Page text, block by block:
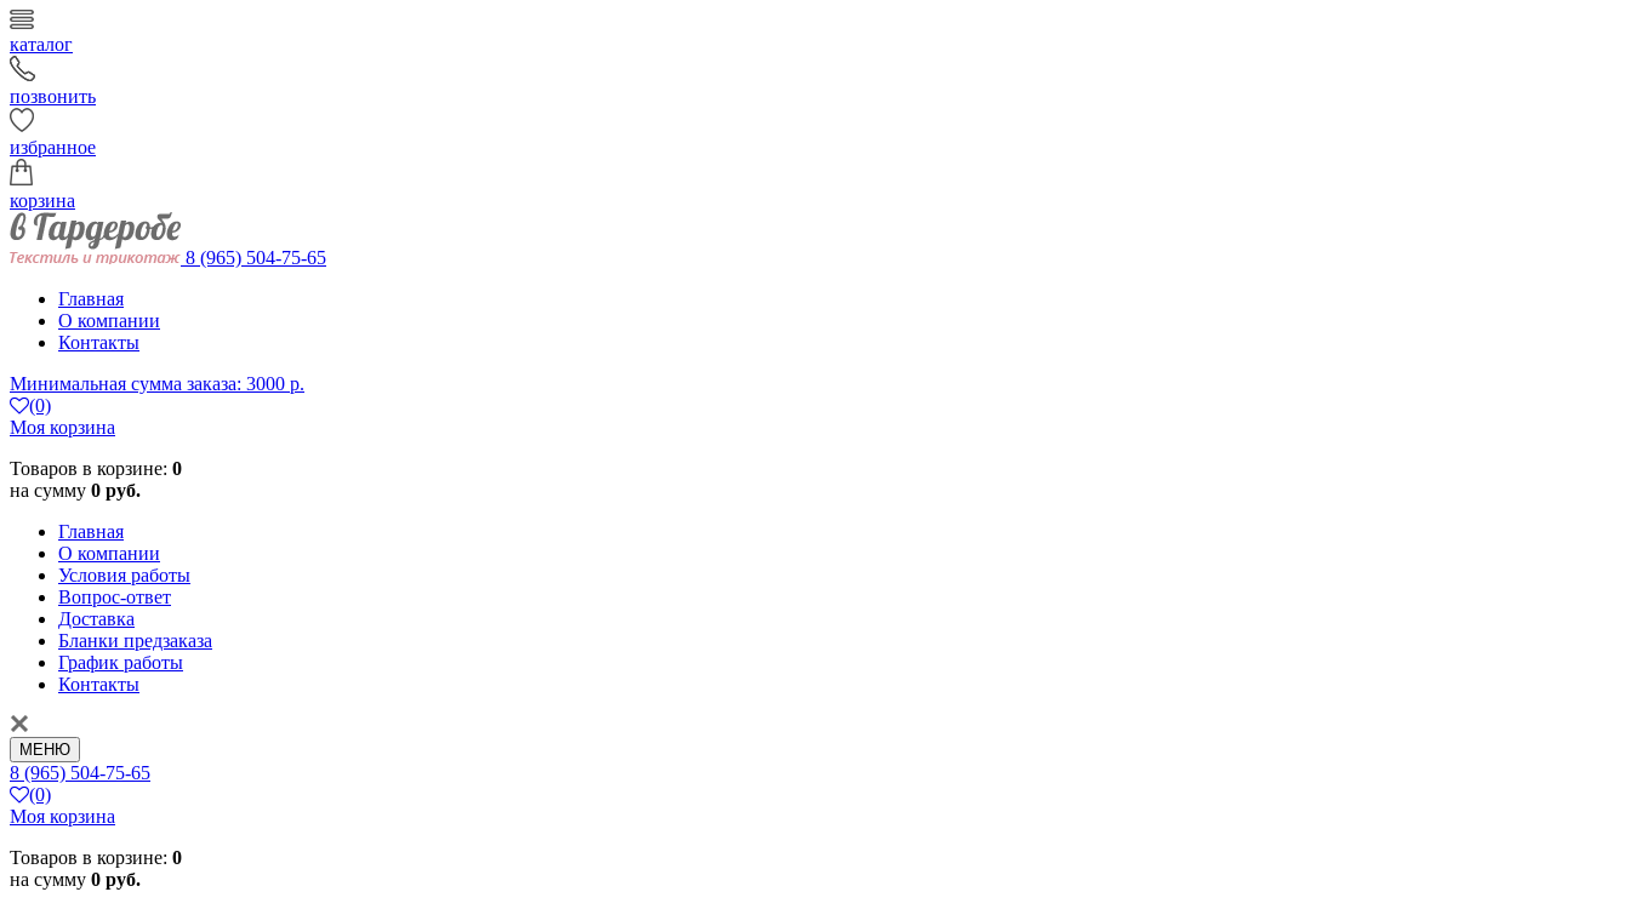
каталог
позвонить
избранное
корзина
8 (965) 504-75-65
Главная
О компании
Контакты
Минимальная сумма заказа: 3000 р.
(0)
Моя корзина
Товаров в корзине: 0
на сумму 0 руб.
Главная
О компании
Условия работы
Вопрос-ответ
Доставка
Бланки предзаказа
График работы
Контакты
МЕНЮ
8 (965) 504-75-65
(0)
Моя корзина
Товаров в корзине: 0
на сумму 0 руб.